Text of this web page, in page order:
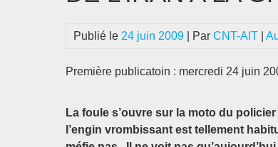
Publié le 24 juin 2009 | Par CNT-AIT
Première publicatoin : mercredi 24 juin
La foule s’ouvre sur la moto du
l’engin vrombissant est tellement